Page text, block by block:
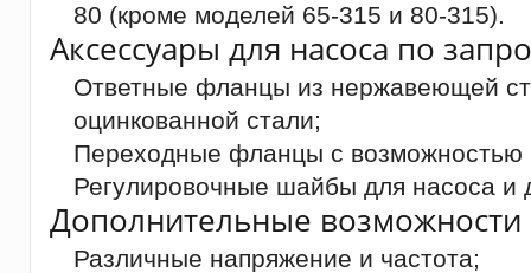
80 (кроме моделей 65-315 и 80-315).
Аксессуары для насоса по
Ответные фланцы из нержавеющей
оцинкованной стали;
Переходные фланцы с возможностью
Регулировочные шайбы для насоса и
Дополнительные возможности
Различные напряжение и частота;